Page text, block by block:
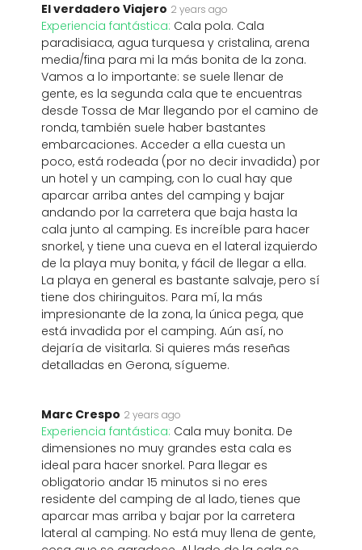
El verdadero Viajero 2 years ago
Experiencia fantástica: Cala pola. Cala
paradisiaca, agua turquesa y cristalina, arena
media/fina para mi la más bonita de la zona.
Vamos a lo importante: se suele llenar de
gente, es la segunda cala que te encuentras
desde Tossa de Mar llegando por el camino de
ronda, también suele haber bastantes
embarcaciones. Acceder a ella cuesta un
poco, está rodeada (por no decir invadida) por
un hotel y un camping, con lo cual hay que
aparcar arriba antes del camping y bajar
andando por la carretera que baja hasta la
cala junto al camping. Es increíble para hacer
snorkel, y tiene una cueva en el lateral izquierdo
de la playa muy bonita, y fácil de llegar a ella.
La playa en general es bastante salvaje, pero sí
tiene dos chiringuitos. Para mí, la más
impresionante de la zona, la única pega, que
está invadida por el camping. Aún así, no
dejaría de visitarla. Si quieres más reseñas
detalladas en Gerona, sígueme.
Marc Crespo 2 years ago
Experiencia fantástica: Cala muy bonita. De
dimensiones no muy grandes esta cala es
ideal para hacer snorkel. Para llegar es
obligatorio andar 15 minutos si no eres
residente del camping de al lado, tienes que
aparcar mas arriba y bajar por la carretera
lateral al camping. No está muy llena de gente,